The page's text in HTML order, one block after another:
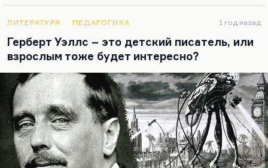
Что касается второго важного для меня открытия.
Там потрясающе дана тема родительского
бессилия, когда ты понимаешь, что ты хочешь
мальчика своего или девочку защитить от боли, а
Дамблдор с портрета отвечает: «Боль должна
прийти. И она придёт». И тогда почти
буквально…
ЛИТЕРАТУРА ПЕДАГОГИКА 1 год назад
Герберт Уэллс – это детский писатель, или
взрослым тоже будет интересно?